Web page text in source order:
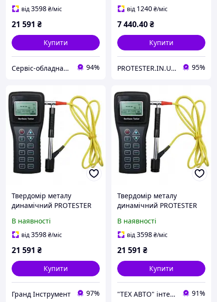
від3598₴/міс
21 591 ₴
Купити
Сервіс-обладнання 94%
PROTESTER LS-190
від 1240₴/міс
7 440.40₴
Купити
PROTESTER.IN.UA професійні контрольно-вимірювальні прилади 95%
Твердомір металу
динамічний PROTESTER
В наявності
від3598₴/міс
21 591 ₴
Купити
Гранд Інструмент 97%
Твердомір металу
динамічний PROTESTER
В наявності
від3598₴/міс
21 591 ₴
Купити
"ТЕХ АВТО" інтернет магазин 91%